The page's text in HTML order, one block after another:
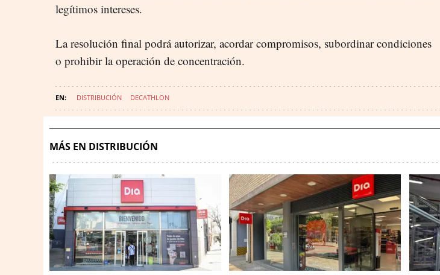
legítimos intereses.
La resolución final podrá autorizar, acordar compromisos, subordinar condiciones
o prohibir la operación de concentración.
DISTRIBUCIÓN DECATHLON
MÁS EN DISTRIBUCIÓN